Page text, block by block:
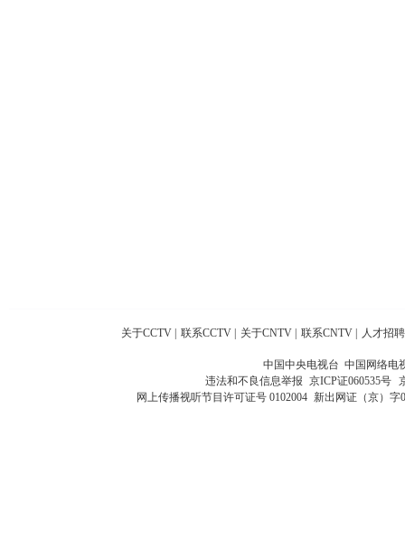
关于CCTV 联系CCTV 关于CNTV 联系CNTV 人才招聘
中国中央电视台 中国网络电
违法和不良信息举报 京ICP证060535号
网上传播视听节目许可证号 0102004 新出网证（京）